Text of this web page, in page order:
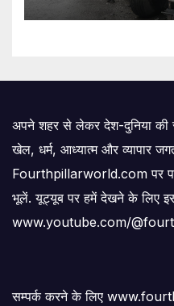
अपने शहर से लेकर देश-दुनिया की
खेल, धर्म, आध्यात्म और व्यापार
Fourthpillarworld.com पर
भूलें. यूट्यूब पर हमें देखने के लिए
www.youtube.com/
सम्पर्क करने के लिए